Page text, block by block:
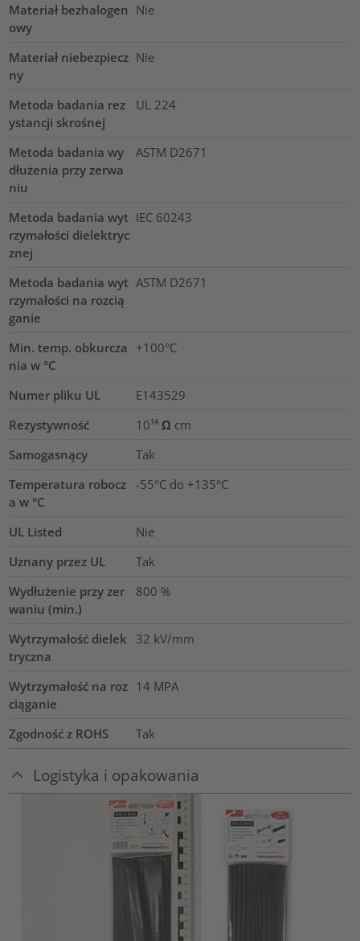
Materiał bezhalogen
owy
Nie
Materiał niebezpiecz
ny
Nie
Metoda badania rez
ystancji skrośnej
UL 224
Metoda badania wy
dłużenia przy zerwa
niu
ASTM D2671
Metoda badania wyt
rzymałości dielektryc
znej
IEC 60243
Metoda badania wyt
rzymałości na rozcią
ganie
ASTM D2671
Min. temp. obkurcza
nia w °C
+100°C
Numer pliku UL
E143529
Rezystywność
10¹⁴ Ω cm
Samogasnący
Tak
Temperatura robocz
a w °C
-55°C do +135°C
UL Listed
Nie
Uznany przez UL
Tak
Wydłużenie przy zer
waniu (min.)
800 %
Wytrzymałość dielek
tryczna
32 kV/mm
Wytrzymałość na roz
ciąganie
14 MPA
Zgodność z ROHS Tak
Logistyka i opakowania